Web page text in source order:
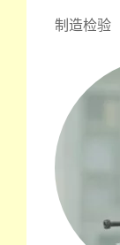
制造检验